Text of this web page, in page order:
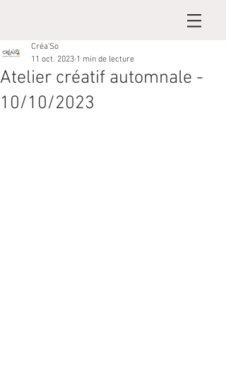
Atelier créatif automnale -
10/10/2023
Créa'So
11 oct. 2023 1 min de lecture